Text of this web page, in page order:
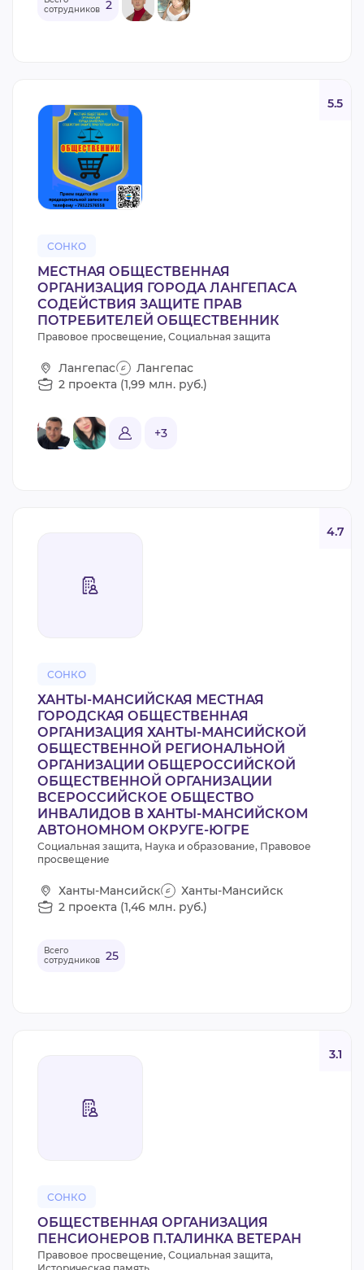
сотрудников 2
СОНКО
5.5
МЕСТНАЯ ОБЩЕСТВЕННАЯ
ОРГАНИЗАЦИЯ ГОРОДА ЛАНГЕПАСА
СОДЕЙСТВИЯ ЗАЩИТЕ ПРАВ
ПОТРЕБИТЕЛЕЙ ОБЩЕСТВЕННИК
Правовое просвещение, Социальная защита
Лангепас
Лангепас
2 проекта (1,99 млн. руб.)
+3
СОНКО
4.7
ХАНТЫ-МАНСИЙСКАЯ МЕСТНАЯ
ГОРОДСКАЯ ОБЩЕСТВЕННАЯ
ОРГАНИЗАЦИЯ ХАНТЫ-МАНСИЙСКОЙ
ОБЩЕСТВЕННОЙ РЕГИОНАЛЬНОЙ
ОРГАНИЗАЦИИ ОБЩЕРОССИЙСКОЙ
ОБЩЕСТВЕННОЙ ОРГАНИЗАЦИИ
ВСЕРОССИЙСКОЕ ОБЩЕСТВО
ИНВАЛИДОВ В ХАНТЫ-МАНСИЙСКОМ
АВТОНОМНОМ ОКРУГЕ-ЮГРЕ
Социальная защита, Наука и образование, Правовое
просвещение
Ханты-Мансийск
Ханты-Мансийск
2 проекта (1,46 млн. руб.)
Всего
сотрудников 25
СОНКО
3.1
ОБЩЕСТВЕННАЯ ОРГАНИЗАЦИЯ
ПЕНСИОНЕРОВ П.ТАЛИНКА ВЕТЕРАН
Правовое просвещение, Социальная защита,